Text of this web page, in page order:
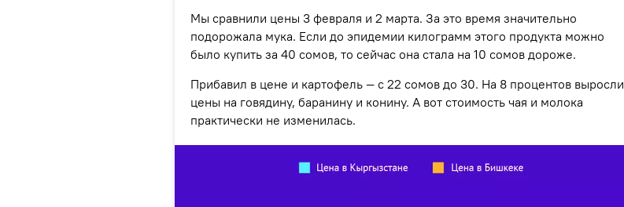
Мы сравнили цены 3 февраля и 2 марта. За это время значительно
подорожала мука. Если до эпидемии килограмм этого продукта можно
было купить за 40 сомов, то сейчас она стала на 10 сомов дороже.
Прибавил в цене и картофель — с 22 сомов до 30. На 8 процентов выросли
цены на говядину, баранину и конину. А вот стоимость чая и молока
практически не изменилась.